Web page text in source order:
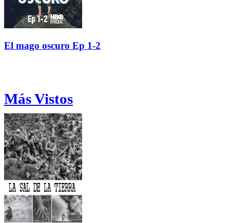
El mago oscuro Ep 1-2
Más Vistos